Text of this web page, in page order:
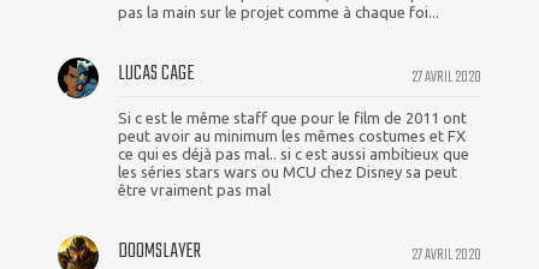
pas la main sur le projet comme à chaque foi...
27 AVRIL 2020
LUCAS CAGE
Si c est le même staff que pour le film de 2011 ont
peut avoir au minimum les mêmes costumes et FX
ce qui es déjà pas mal.. si c est aussi ambitieux que
les séries stars wars ou MCU chez Disney sa peut
être vraiment pas mal
27 AVRIL 2020
DOOMSLAYER